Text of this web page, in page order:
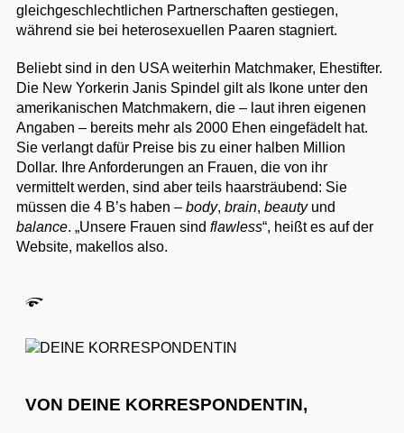
gleichgeschlechtlichen Partnerschaften gestiegen,
während sie bei heterosexuellen Paaren stagniert.
Beliebt sind in den USA weiterhin Matchmaker, Ehestifter.
Die New Yorkerin Janis Spindel gilt als Ikone unter den
amerikanischen Matchmakern, die – laut ihren eigenen
Angaben – bereits mehr als 2000 Ehen eingefädelt hat.
Sie verlangt dafür Preise bis zu einer halben Million
Dollar. Ihre Anforderungen an Frauen, die von ihr
vermittelt werden, sind aber teils haarsträubend: Sie
müssen die 4 B’s haben – body, brain, beautyund
balance. „Unsere Frauen sind flawless“, heißt es auf der
Website, makellos also.
VON DEINE KORRESPONDENTIN,